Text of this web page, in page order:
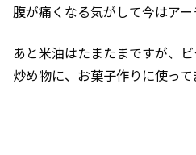
腹が痛くなる気がして今はアー
あと米油はたまたまですが、ビ
炒め物に、お菓子作りに使って